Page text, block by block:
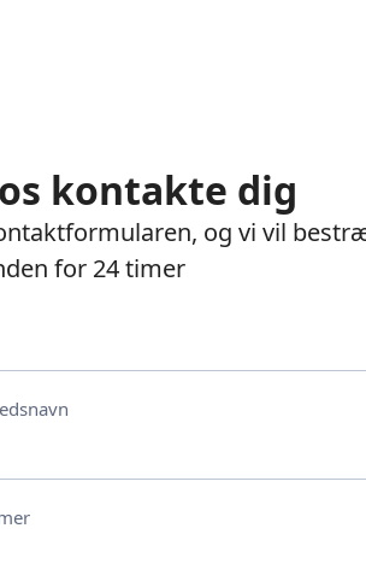
kontakte dig
og vi vil
for 24 timer